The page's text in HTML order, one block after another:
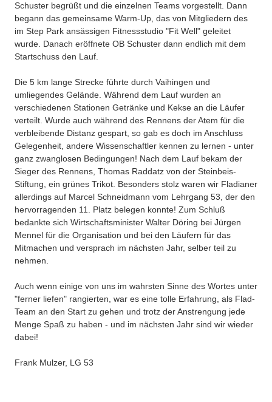
Schuster begrüßt und die einzelnen Teams vorgestellt. Dann
begann das gemeinsame Warm-Up, das von Mitgliedern des
im Step Park ansässigen Fitnessstudio "Fit Well" geleitet
wurde. Danach eröffnete OB Schuster dann endlich mit dem
Startschuss den Lauf.
Die 5 km lange Strecke führte durch Vaihingen und
umliegendes Gelände. Während dem Lauf wurden an
verschiedenen Stationen Getränke und Kekse an die Läufer
verteilt. Wurde auch während des Rennens der Atem für die
verbleibende Distanz gespart, so gab es doch im Anschluss
Gelegenheit, andere Wissenschaftler kennen zu lernen - unter
ganz zwanglosen Bedingungen! Nach dem Lauf bekam der
Sieger des Rennens, Thomas Raddatz von der Steinbeis-
Stiftung, ein grünes Trikot. Besonders stolz waren wir Fladianer
allerdings auf Marcel Schneidmann vom Lehrgang 53, der den
hervorragenden 11. Platz belegen konnte! Zum Schluß
bedankte sich Wirtschaftsminister Walter Döring bei Jürgen
Mennel für die Organisation und bei den Läufern für das
Mitmachen und versprach im nächsten Jahr, selber teil zu
nehmen.
Auch wenn einige von uns im wahrsten Sinne des Wortes unter
"ferner liefen" rangierten, war es eine tolle Erfahrung, als Flad-
Team an den Start zu gehen und trotz der Anstrengung jede
Menge Spaß zu haben - und im nächsten Jahr sind wir wieder
dabei!
Frank Mulzer, LG 53